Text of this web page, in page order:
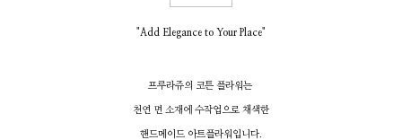
"Add Elegance to Your Place"
프루라쥬의 코튼 플라워는
천연 면 소재에 수작업으로 채색한
핸드메이드 아트플라워입니다.